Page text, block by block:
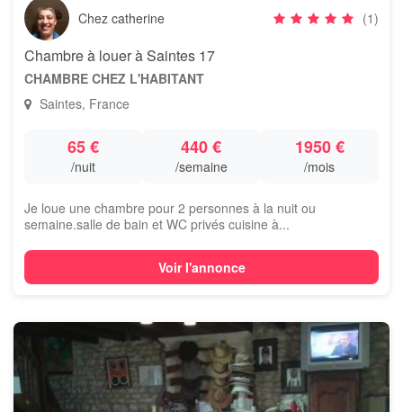
Chez catherine (1)
Chambre à louer à Saintes 17
CHAMBRE CHEZ L'HABITANT
Saintes, France
65 €
/nuit
440 €
/semaine
1950 €
/mois
Je loue une chambre pour 2 personnes à la nuit ou
semaine.salle de bain et WC privés cuisine à...
Voir l'annonce